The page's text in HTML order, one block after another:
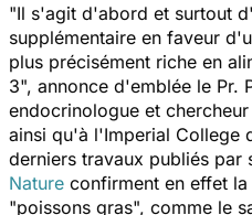
"Il s'agit d'abord et surtout
supplémentaire en faveur
plus précisément riche en
3", annonce d'emblée le Pr.
endocrinologue et
ainsi qu'à l'Imperial College
derniers travaux publiés par
Nature confirment en effet
"poissons gras", comme le